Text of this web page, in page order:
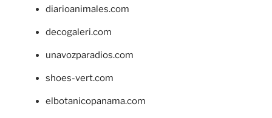
diarioanimales.com
decogaleri.com
unavozparadios.com
shoes-vert.com
elbotanicopanama.com